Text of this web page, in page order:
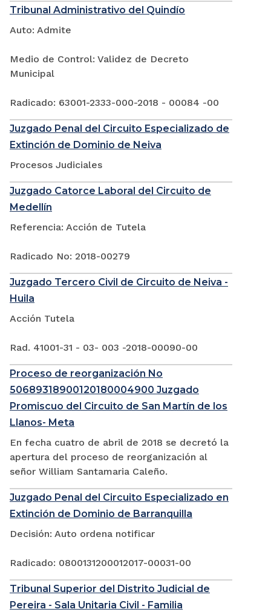
Tribunal Administrativo del Quindío
Auto: Admite
Medio de Control: Validez de Decreto
Municipal
Radicado: 63001-2333-000-2018 - 00084 -00
Juzgado Penal del Circuito Especializado de
Extinción de Dominio de Neiva
Procesos Judiciales
Juzgado Catorce Laboral del Circuito de
Medellín
Referencia: Acción de Tutela
Radicado No: 2018-00279
Juzgado Tercero Civil de Circuito de Neiva -
Huila
Acción Tutela
Rad. 41001-31 - 03- 003 -2018-00090-00
Proceso de reorganización No
50689318900120180004900 Juzgado
Promiscuo del Circuito de San Martín de los
Llanos- Meta
En fecha cuatro de abril de 2018 se decretó la
apertura del proceso de reorganización al
señor William Santamaria Caleño.
Juzgado Penal del Circuito Especializado en
Extinción de Dominio de Barranquilla
Decisión: Auto ordena notificar
Radicado: 0800131200012017-00031-00
Tribunal Superior del Distrito Judicial de
Pereira - Sala Unitaria Civil - Familia